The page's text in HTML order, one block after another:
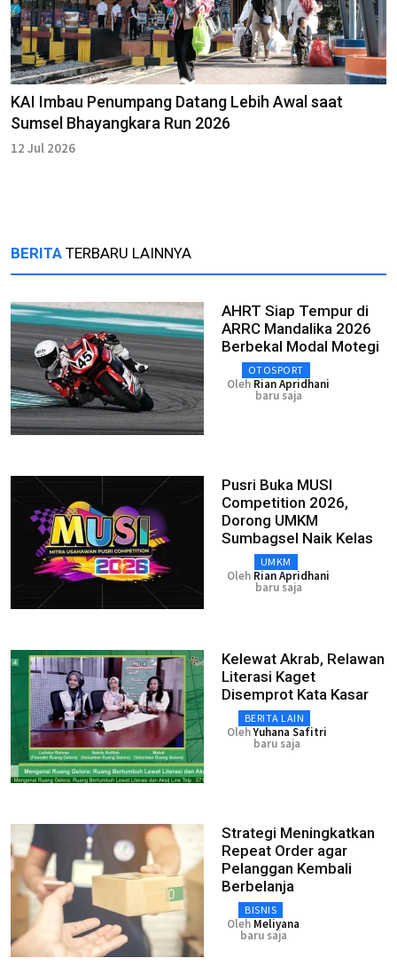
KAI Imbau Penumpang Datang Lebih Awal saat
Sumsel Bhayangkara Run 2026
12 Jul 2026
BERITA TERBARU LAINNYA
AHRT Siap Tempur di
ARRC Mandalika 2026
Berbekal Modal Motegi
OTOSPORT
Oleh Rian Apridhani
baru saja
Pusri Buka MUSI
Competition 2026,
Dorong UMKM
Sumbagsel Naik Kelas
UMKM
Oleh Rian Apridhani
baru saja
Kelewat Akrab, Relawan
Literasi Kaget
Disemprot Kata Kasar
BERITA LAIN
OlehYuhana Safitri
baru saja
Strategi Meningkatkan
Repeat Order agar
Pelanggan Kembali
Berbelanja
BISNIS
Oleh Meliyana
baru saja